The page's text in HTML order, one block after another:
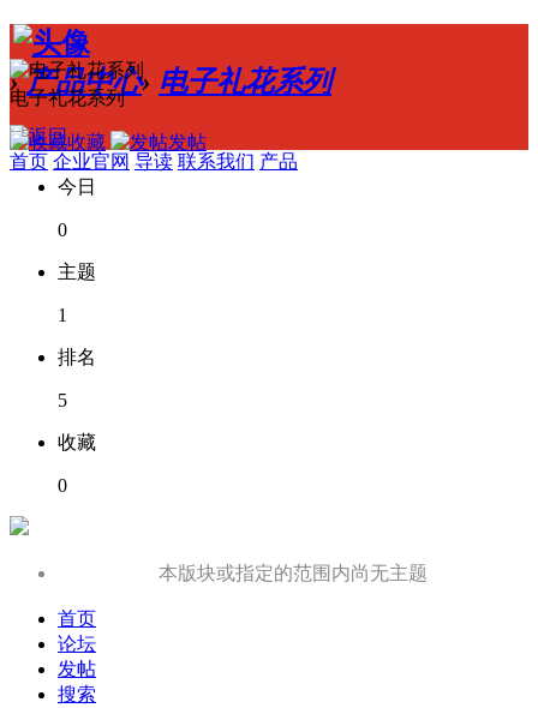
› 产品中心› 电子礼花系列
首页 企业官网 导读 联系我们 产品
电子礼花系列
收藏 发帖
今日
0
主题
1
排名
5
收藏
0
本版块或指定的范围内尚无主题
首页
论坛
发帖
搜索